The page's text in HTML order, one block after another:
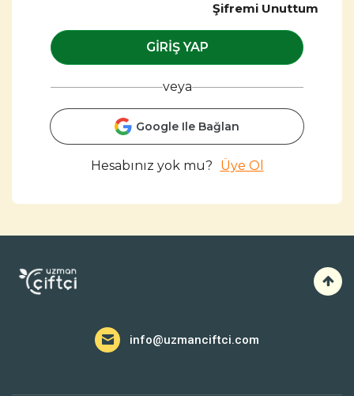
Şifremi Unuttum
GIRIŞ YAP
veya
Google Ile Bağlan
Hesabınız yok mu? Üye Ol
info@uzmanciftci.com